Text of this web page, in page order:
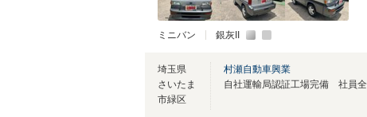
ミニバン 銀灰II
埼玉県
さいたま
市緑区
村瀬自動車興業